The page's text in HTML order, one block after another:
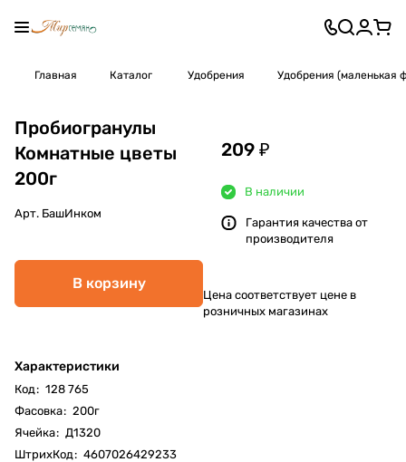
Главная Каталог Удобрения Удобрения (маленькая
Пробиогранулы
Комнатные цветы
200г
Арт. БашИнком
В корзину
Характеристики
Код: 128 765
Фасовка: 200г
Ячейка: Д1320
ШтрихКод: 4607026429233
209 ₽
В наличии
Гарантия качества от
производителя
Цена соответствует цене в
розничных магазинах